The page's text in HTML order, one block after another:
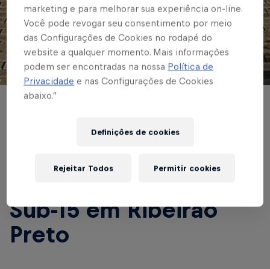
© Red Bull Bragantino
Garotos do Massa
Bruta viajam para a
Sub-15 em Ribeirão
Preto
marketing e para melhorar sua experiência on-line.
Você pode revogar seu consentimento por meio
das Configurações de Cookies no rodapé do
website a qualquer momento. Mais informações
podem ser encontradas na nossa Política de
Privacidade e nas Configurações de Cookies
abaixo.”
Definições de cookies
Rejeitar Todos Permitir cookies